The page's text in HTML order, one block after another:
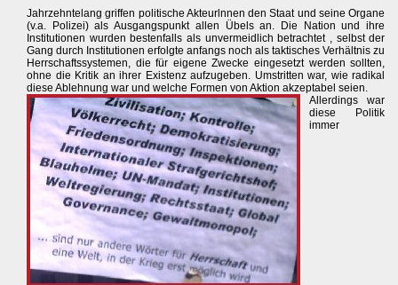
Jahrzehntelang griffen politische Akteurlnnen den Staat und seine Organe
(v.a. Polizei) als Ausgangspunkt allen Übels an. Die Nation und ihre
Institutionen wurden bestenfalls als unvermeidlich betrachtet , selbst der
Gang durch Institutionen erfolgte anfangs noch als taktisches Verhältnis zu
Herrschaftssystemen, die für eigene Zwecke eingesetzt werden sollten,
ohne die Kritik an ihrer Existenz aufzugeben. Umstritten war, wie radikal
diese Ablehnung war und welche Formen von Aktion akzeptabel seien.
Allerdings war
diese Politik
immer